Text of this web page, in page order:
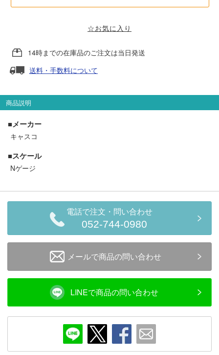
走行エリア別 鉄道模型車両リスト
北海道・東北
中部 関西
九州・沖縄
お役立ち情報
鉄道模型の情報 商品レビュー
メルマガ登録 LINEお友達登録
Infomation
☆お気に入り
14時までの在庫品のご注文は当日発送
送料・手数料について
商品説明
■メーカー
キャスコ
■スケール
Nゲージ
電話で注文・問い合わせ
052-744-0980
メールで商品の問い合わせ
LINEで商品の問い合わせ